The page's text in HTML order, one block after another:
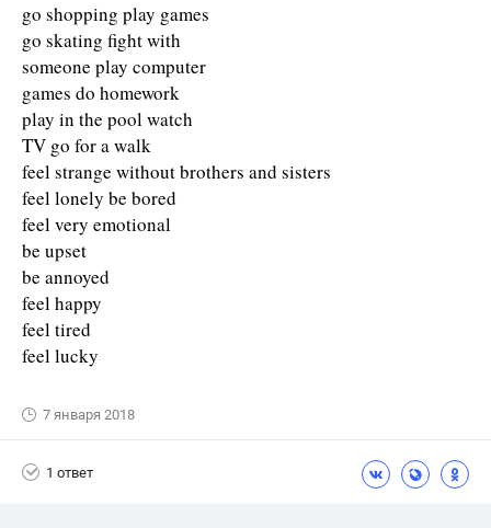
go shopping play games
go skating fight with
someone play computer
games do homework
play in the pool watch
TV go for a walk
feel strange without brothers and sisters
feel lonely be bored
feel very emotional
be upset
be annoyed
feel happy
feel tired
feel lucky
7 января 2018
1 ответ